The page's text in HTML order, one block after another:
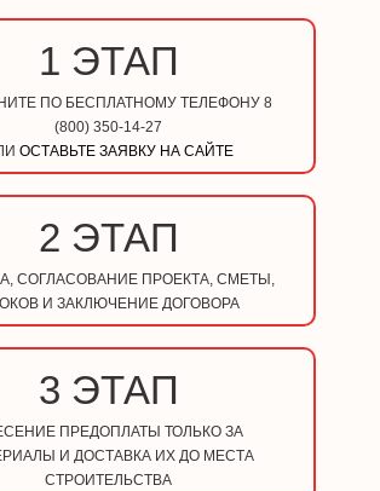
1 ЭТАП
ПО БЕСПЛАТНОМУ ТЕЛЕФОНУ 8
(800) 350-14-27
ОСТАВЬТЕ ЗАЯВКУ НА САЙТЕ
2 ЭТАП
СОГЛАСОВАНИЕ ПРОЕКТА, СМЕТЫ,
И ЗАКЛЮЧЕНИЕ ДОГОВОРА
3 ЭТАП
ПРЕДОПЛАТЫ ТОЛЬКО ЗА
И ДОСТАВКА ИХ ДО МЕСТА
СТРОИТЕЛЬСТВА